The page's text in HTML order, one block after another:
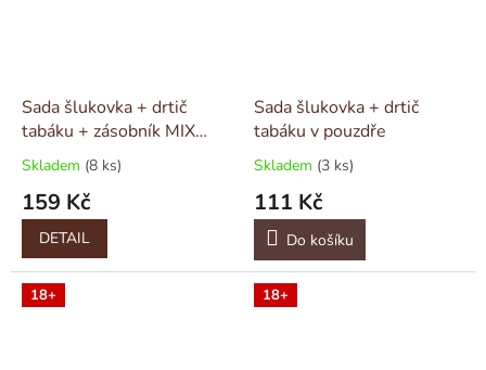
Sada šlukovka + drtič
tabáku + zásobník MIX
COLOR
Skladem (8 ks)
159 Kč
DETAIL
Sada šlukovka + drtič
tabáku v pouzdře
Skladem (3 ks)
111 Kč
Do košíku
18+ 18+